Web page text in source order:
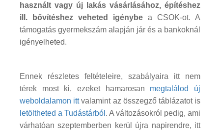
használt vagy új lakás vásárlásához, építéshez
ill. bővítéshez veheted igénybe a CSOK-ot. A
támogatás gyermekszám alapján jár és a bankoknál
igényelheted.
Ennek részletes feltételeire, szabályaira itt nem
térek most ki, ezeket hamarosan megtalálod új
weboldalamon ittvalamint az összegző táblázatot is
letöltheted a Tudástárból . A változásokról pedig, ami
várhatóan szeptemberben kerül újra napirendre, itt